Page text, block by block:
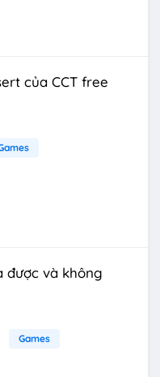
của CCT free
được và không
Games